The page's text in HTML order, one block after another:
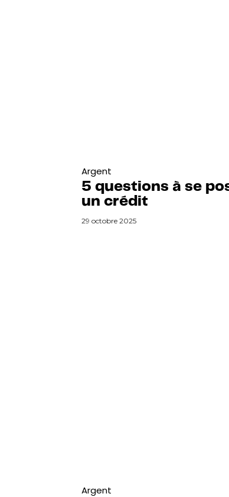
Argent
5 questions à se
un crédit
29 octobre 2025
Argent